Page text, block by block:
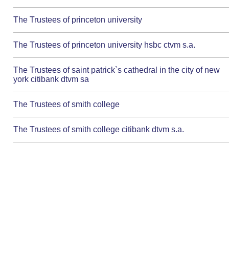
The Trustees of princeton university
The Trustees of princeton university hsbc ctvm s.a.
The Trustees of saint patrick`s cathedral in the city of new
york citibank dtvm sa
The Trustees of smith college
The Trustees of smith college citibank dtvm s.a.